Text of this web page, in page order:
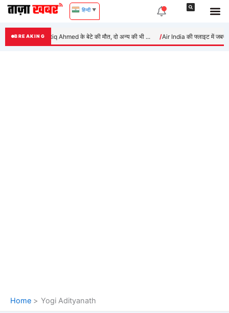
Skip
content
हिन्दी ▼
BREAKING
सड़क हादसे में Atiq Ahmed के बेटे की मौत, दो अन्य की भी ... Air India की फ्लाइट में
Home Yogi Adityanath